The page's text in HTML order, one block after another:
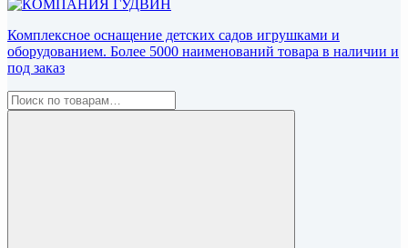
Комплексное оснащение детских садов игрушками и
оборудованием. Более 5000 наименований товара в наличии и
под заказ